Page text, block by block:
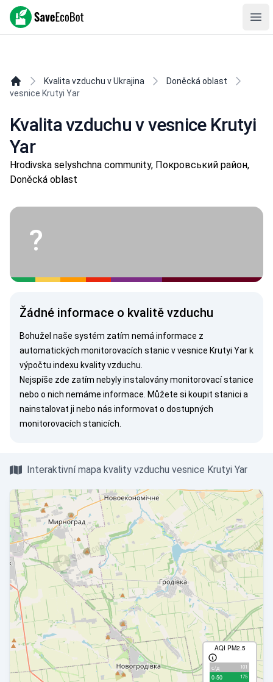
SaveEcoBot
Kvalita vzduchu v Ukrajina
Doněcká oblast
vesnice Krutyi Yar
Kvalita vzduchu v vesnice Krutyi
Yar
Hrodivska selyshchna community, Покровський район,
Doněcká oblast
?
Žádné informace o kvalitě vzduchu
Bohužel naše systém zatím nemá informace z
automatických monitorovacích stanic v vesnice Krutyi Yar k
výpočtu indexu kvality vzduchu.
Nejspíše zde zatím nebyly instalovány monitorovací stanice
nebo o nich nemáme informace. Můžete si koupit stanici a
nainstalovat ji nebo nás informovat o dostupných
monitorovacích stanicích.
Interaktivní mapa kvality vzduchu vesnice Krutyi Yar
AQI PM2.5
с/д 101
0-50 175